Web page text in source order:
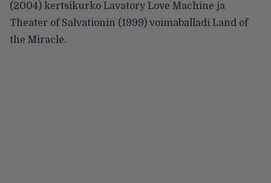
(2004) kertsikurko Lavatory Love Machine ja
Theater of Salvationin (1999) voimaballadi Land of
the Miracle.